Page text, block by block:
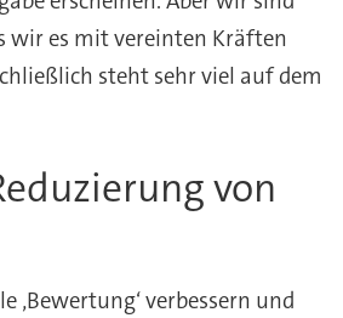
wir es mit vereinten Kräften
steht sehr viel auf dem
von
‚Bewertung‘ verbessern und